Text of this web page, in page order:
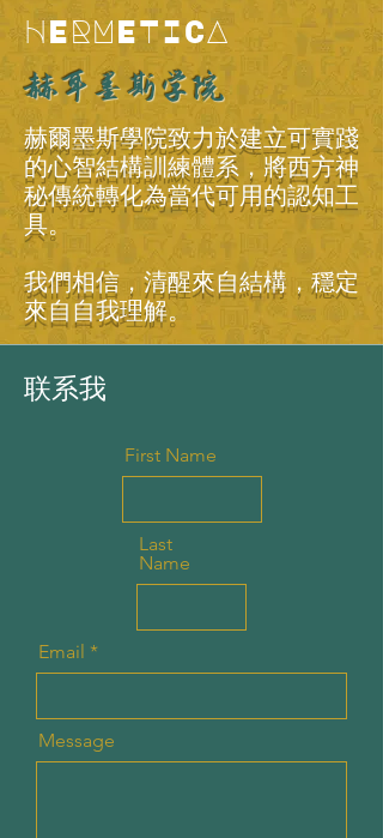
HERMETICA
赫耳墨斯学院
赫爾墨斯學院致力於建立可實踐
的心智結構訓練體系，將西方神
秘傳統轉化為當代可用的認知工
具。
我們相信，清醒來自結構，穩定
來自自我理解。
联系我
First Name
Last
Name
Email
Message